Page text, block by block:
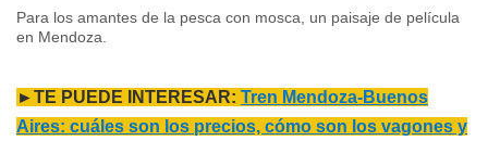
Para los amantes de la pesca con mosca, un paisaje de película
en Mendoza.
►TE PUEDE INTERESAR: Tren Mendoza-Buenos
Aires: cuáles son los precios, cómo son los vagones y